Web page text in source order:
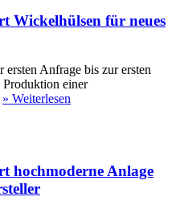
Wickelhülsen für neues
ersten Anfrage bis zur ersten
Produktion einer
» Weiterlesen
hochmoderne Anlage